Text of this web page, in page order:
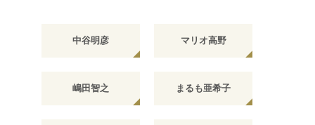
中谷明彦 マリオ高野
嶋田智之 まるも亜希子